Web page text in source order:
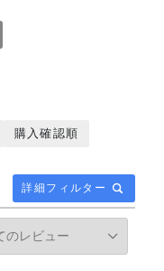
詳細フィルター
購入確認順